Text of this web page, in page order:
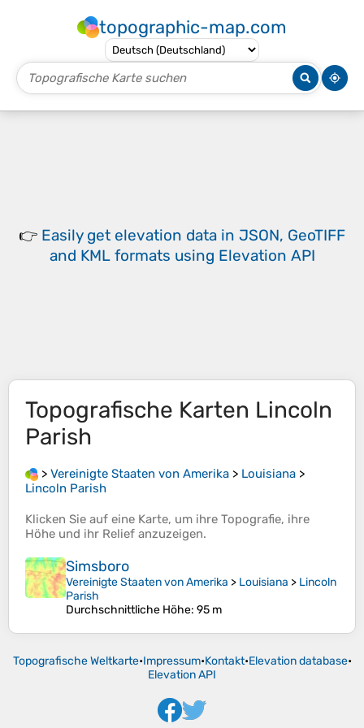
topographic-map.com
👉 Easily get elevation data in JSON, GeoTIFF
and KML formats using Elevation API
Topografische Karten Lincoln
Parish
> Vereinigte Staaten von Amerika > Louisiana >
Lincoln Parish
Klicken Sie auf eine Karte, um ihre Topografie, ihre
Höhe und ihr Relief anzuzeigen.
Simsboro
Vereinigte Staaten von Amerika > Louisiana > Lincoln
Parish
Durchschnittliche Höhe: 95 m
Topografische Weltkarte•Impressum•Kontakt•Elevation database•
Elevation API